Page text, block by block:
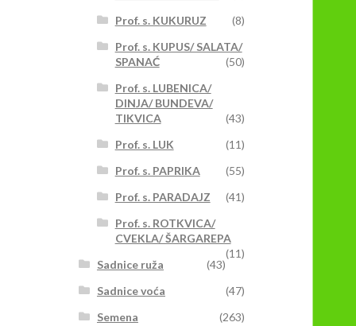
Prof. s. KUKURUZ
(8)
Prof. s. KUPUS/ SALATA/
SPANAĆ
(50)
Prof. s. LUBENICA/
DINJA/ BUNDEVA/
TIKVICA
(43)
Prof. s. LUK
(11)
Prof. s. PAPRIKA
(55)
Prof. s. PARADAJZ
(41)
Prof. s. ROTKVICA/
CVEKLA/ ŠARGAREPA
(11)
Sadnice ruža
(43)
Sadnice voća
(47)
Semena
(263)